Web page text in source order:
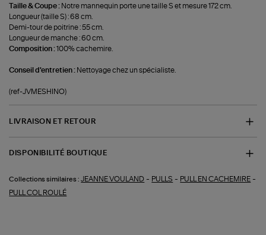
Taille & Coupe : Notre mannequin porte une taille S et mesure 172 cm.
Longueur (taille S) : 68 cm.
Demi-tour de poitrine : 55 cm.
Longueur de manche : 60 cm.
Composition :100% cachemire.
Conseil d'entretien : Nettoyage chez un spécialiste.
(ref-JVMESHINO)
LIVRAISON ET RETOUR
DISPONIBILITÉ BOUTIQUE
Collections similaires : JEANNE VOULAND - PULLS - PULL EN CACHEMIRE -
PULL COL ROULÉ